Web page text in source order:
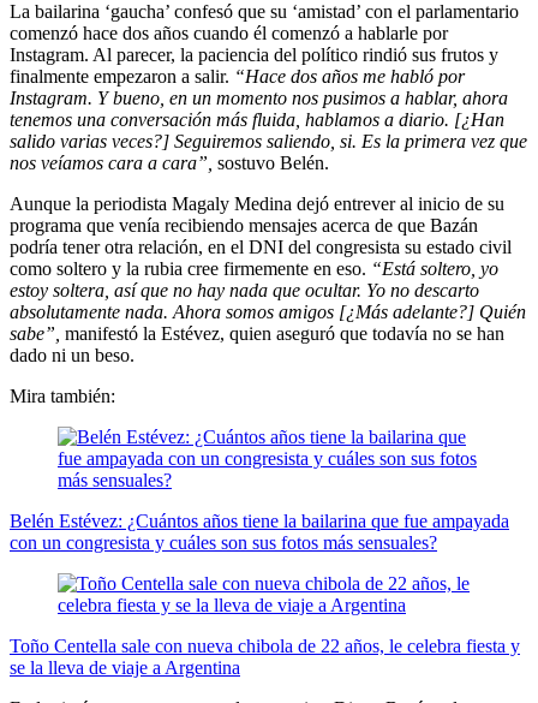
La bailarina ‘gaucha’ confesó que su ‘amistad’ con el parlamentario
comenzó hace dos años cuando él comenzó a hablarle por
Instagram. Al parecer, la paciencia del político rindió sus frutos y
finalmente empezaron a salir. “Hace dos años me habló por
Instagram. Y bueno, en un momento nos pusimos a hablar, ahora
tenemos una conversación más fluida, hablamos a diario. [¿Han
salido varias veces?] Seguiremos saliendo, si. Es la primera vez que
nos veíamos cara a cara”, sostuvo Belén.
Aunque la periodista Magaly Medina dejó entrever al inicio de su
programa que venía recibiendo mensajes acerca de que Bazán
podría tener otra relación, en el DNI del congresista su estado civil
como soltero y la rubia cree firmemente en eso. “Está soltero, yo
estoy soltera, así que no hay nada que ocultar. Yo no descarto
absolutamente nada. Ahora somos amigos [¿Más adelante?] Quién
sabe”, manifestó la Estévez, quien aseguró que todavía no se han
dado ni un beso.
Mira también:
Belén Estévez: ¿Cuántos años tiene la bailarina que fue ampayada
con un congresista y cuáles son sus fotos más sensuales?
Toño Centella sale con nueva chibola de 22 años, le celebra fiesta y
se la lleva de viaje a Argentina